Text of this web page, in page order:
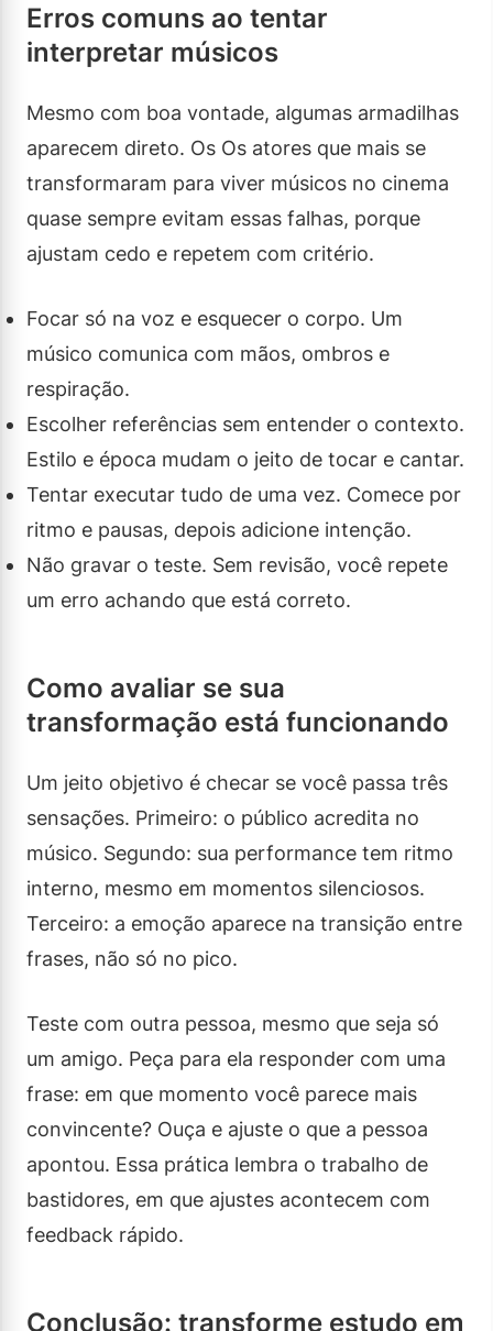
Erros comuns ao tentar
interpretar músicos
Mesmo com boa vontade, algumas armadilhas
aparecem direto. Os Os atores que mais se
transformaram para viver músicos no cinema
quase sempre evitam essas falhas, porque
ajustam cedo e repetem com critério.
Focar só na voz e esquecer o corpo. Um
músico comunica com mãos, ombros e
respiração.
Escolher referências sem entender o contexto.
Estilo e época mudam o jeito de tocar e cantar.
Tentar executar tudo de uma vez. Comece por
ritmo e pausas, depois adicione intenção.
Não gravar o teste. Sem revisão, você repete
um erro achando que está correto.
Como avaliar se sua
transformação está funcionando
Um jeito objetivo é checar se você passa três
sensações. Primeiro: o público acredita no
músico. Segundo: sua performance tem ritmo
interno, mesmo em momentos silenciosos.
Terceiro: a emoção aparece na transição entre
frases, não só no pico.
Teste com outra pessoa, mesmo que seja só
um amigo. Peça para ela responder com uma
frase: em que momento você parece mais
convincente? Ouça e ajuste o que a pessoa
apontou. Essa prática lembra o trabalho de
bastidores, em que ajustes acontecem com
feedback rápido.
Conclusão: transforme estudo em